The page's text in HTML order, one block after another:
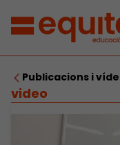
Publicacions i
video